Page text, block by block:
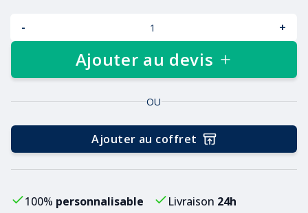
- +
Ajouter au devis
OU
Ajouter au coffret
100% personnalisable Livraison 24h